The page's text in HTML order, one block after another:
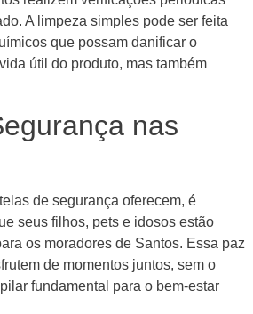
A limpeza simples pode ser feita
que possam danificar o
útil do produto, mas também
nas
de segurança oferecem, é
seus filhos, pets e idosos estão
os moradores de Santos. Essa paz
de momentos juntos, sem o
fundamental para o bem-estar